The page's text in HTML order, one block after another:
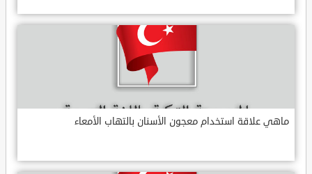
ماهي علاقة استخدام معجون الأسنان بالتهاب الأمعاء